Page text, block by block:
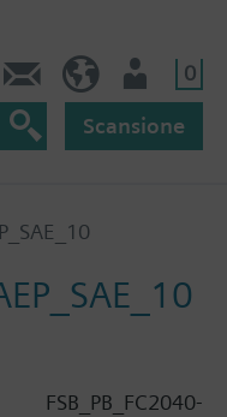
0
Scansione
FSB_PB_FC2040-